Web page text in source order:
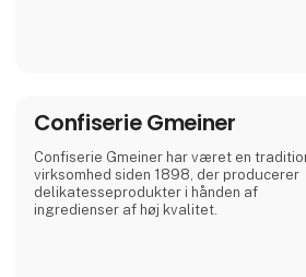
Confiserie Gmeiner
Confiserie Gmeiner har været en
virksomhed siden 1898, der producerer
delikatesseprodukter i hånden af
ingredienser af høj kvalitet.